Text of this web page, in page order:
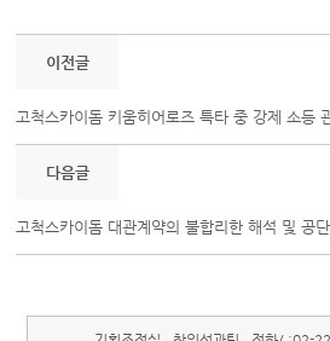
이전글
고척스카이돔 키움히어로즈 특타 중 강제 소등
다음글
고척스카이돔 대관계약의 불합리한 해석 및 공